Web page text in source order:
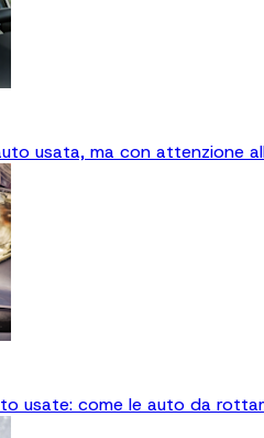
usata, ma con attenzione
usate: come le auto da